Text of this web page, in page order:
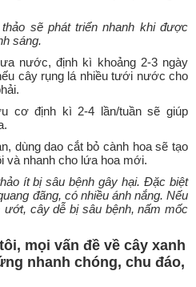
sẽ phát triển nhanh khi được
sáng.
nước, định kì khoảng 2-3 ngày
cây rụng lá nhiều tưới nước cho
cơ định kì 2-4 lần/tuần sẽ giúp
dùng dao cắt bỏ cành hoa sẽ tạo
và nhanh cho lứa hoa mới.
ít bị sâu bệnh gây hại. Đặc biệt
đãng, có nhiều ánh nắng. Nếu
cây dễ bị sâu bệnh, nấm mốc
mọi vấn đề về cây xanh
nhanh chóng, chu đáo,